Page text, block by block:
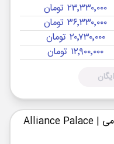
۲۳٬۳۳۰٬۰۰۰ تومان
۳۶٬۳۳۰٬۰۰۰ تومان
۲۰٬۷۳۰٬۰۰۰ تومان
۱۲٬۹۰۰٬۰۰۰ تومان
| Alliance Palace